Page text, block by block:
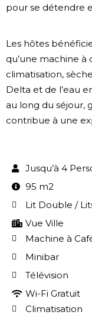
pour se détendre
Les hôtes
qu’une machine à
climatisation,
Delta et de l’eau
au long du séjour,
contribue à une
Jusqu’à 4
95 m2
Lit Double /
Vue Ville
Machine à
Minibar
Télévision
Wi-Fi Gratuit
Climatisation